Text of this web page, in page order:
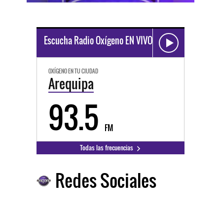
Escucha Radio Oxígeno EN VIVO
OXÍGENO EN TU CIUDAD
Arequipa
93.5 FM
Todas las frecuencias
Redes Sociales